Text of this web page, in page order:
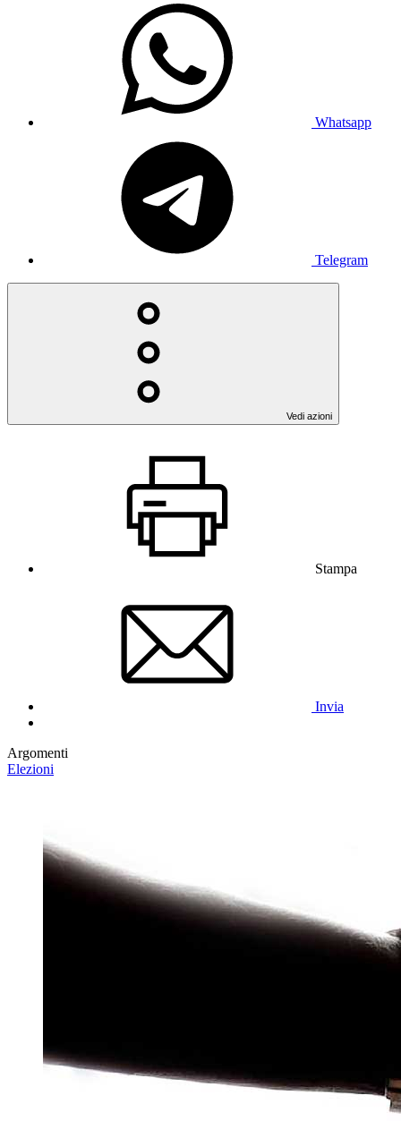
Whatsapp
Telegram
Vedi azioni
Stampa
Invia
Argomenti
Elezioni